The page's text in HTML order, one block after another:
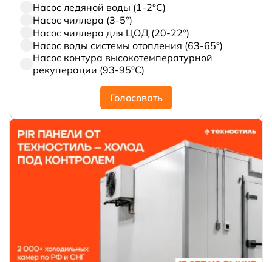
Насос ледяной воды (1-2°С)
Насос чиллера (3-5°)
Насос чиллера для ЦОД (20-22°)
Насос воды системы отопления (63-65°)
Насос контура высокотемпературной
рекуперации (93-95°С)
Голосовать